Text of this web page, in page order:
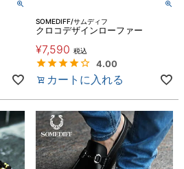
SOMEDIFF/サムディフ
クロコデザインローファー
¥7,590 税込
4.00
カートに入れる